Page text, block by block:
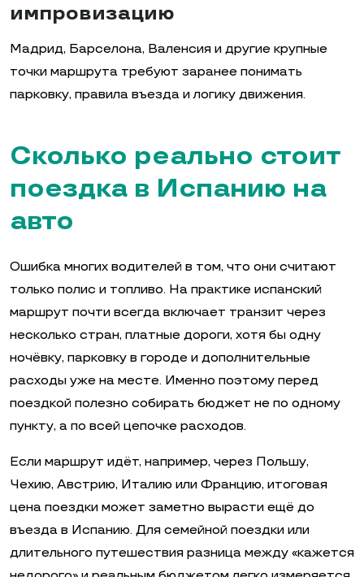
импровизацию
Мадрид, Барселона, Валенсия и другие крупные
точки маршрута требуют заранее понимать
парковку, правила въезда и логику движения.
Сколько реально стоит
поездка в Испанию на
авто
Ошибка многих водителей в том, что они считают
только полис и топливо. На практике испанский
маршрут почти всегда включает транзит через
несколько стран, платные дороги, хотя бы одну
ночёвку, парковку в городе и дополнительные
расходы уже на месте. Именно поэтому перед
поездкой полезно собирать бюджет не по одному
пункту, а по всей цепочке расходов.
Если маршрут идёт, например, через Польшу,
Чехию, Австрию, Италию или Францию, итоговая
цена поездки может заметно вырасти ещё до
въезда в Испанию. Для семейной поездки или
длительного путешествия разница между «кажется